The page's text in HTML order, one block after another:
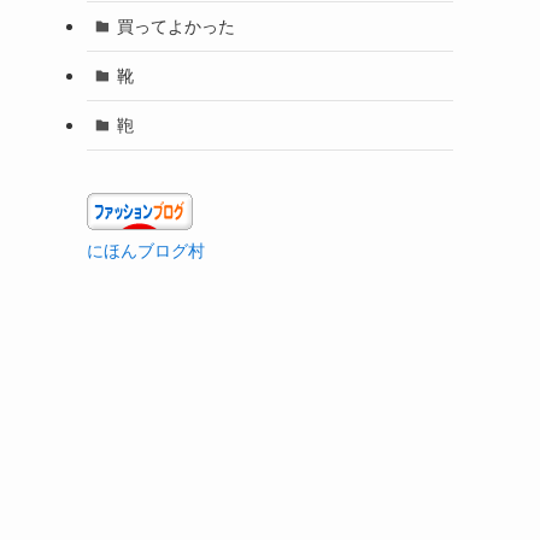
買ってよかった
靴
鞄
にほんブログ村